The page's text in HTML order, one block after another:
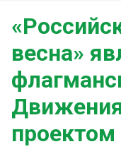
весна»
проектом